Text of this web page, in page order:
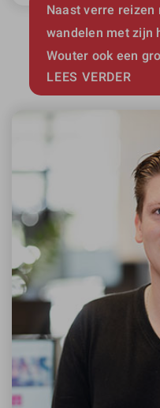
Naast verre reizen
wandelen met zijn
Wouter ook een
LEES VERDER